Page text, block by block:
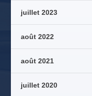
juillet 2023
août 2022
août 2021
juillet 2020